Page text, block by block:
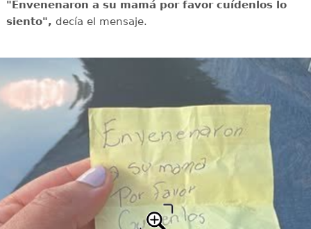
"Envenenaron a su mamá por favor cuídenlos lo
siento", decía el mensaje.